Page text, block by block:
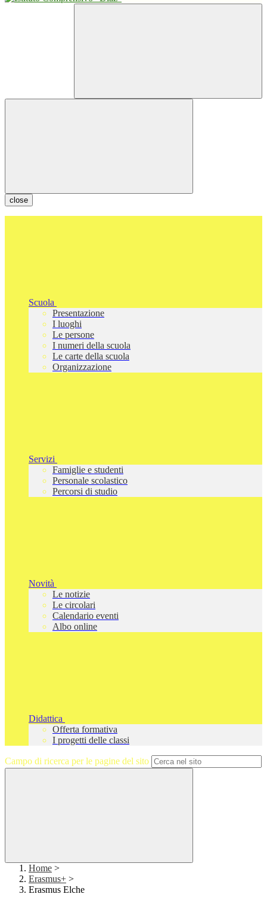
close
Scuola
Presentazione
I luoghi
Le persone
I numeri della scuola
Le carte della scuola
Organizzazione
Servizi
Famiglie e studenti
Personale scolastico
Percorsi di studio
Novità
Le notizie
Le circolari
Calendario eventi
Albo online
Didattica
Offerta formativa
I progetti delle classi
Campo di ricerca per le pagine del sito
Home >
Erasmus+ >
Erasmus Elche